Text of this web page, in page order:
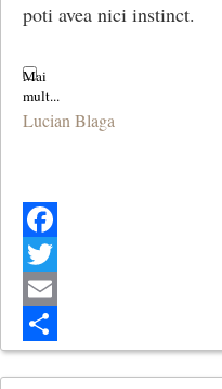
poti avea nici instinct.
Lucian Blaga
Facebook
Twitter
Email
Share